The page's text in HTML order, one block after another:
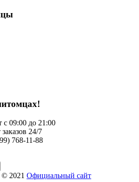
09:00 до 21:00
24/7
768-11-88
2021 Официальный сайт